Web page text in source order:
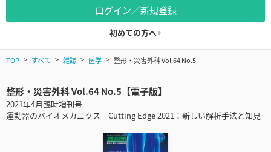
ログイン／新規登録
初めての方へ
TOP すべて 雑誌 医学 整形・災害外科 Vol.64 No.5
整形・災害外科 Vol.64 No.5【電子版】
2021年4月臨時増刊号
運動器のバイオメカニクス―Cutting Edge 2021：新しい解析手法と知見